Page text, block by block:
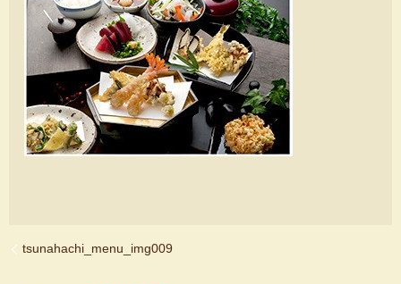
tsunahachi_menu_img009